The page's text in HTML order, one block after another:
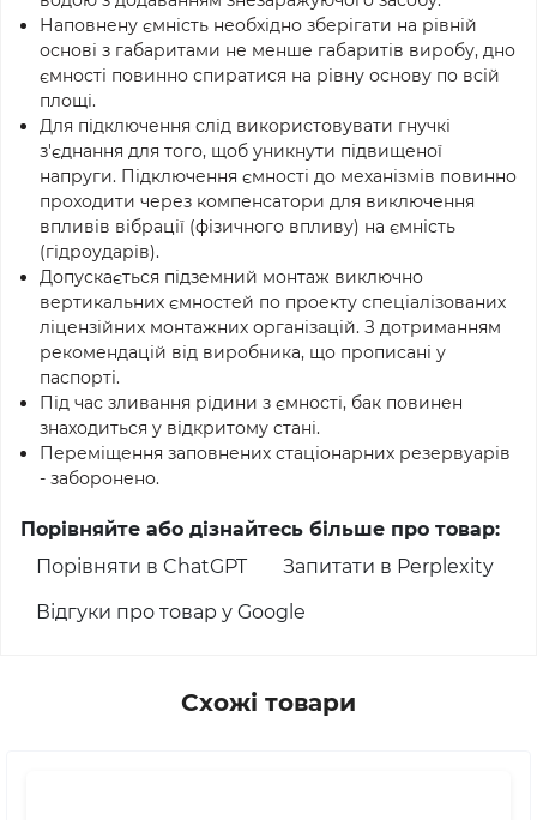
Наповнену ємність необхідно зберігати на рівній
основі з габаритами не менше габаритів виробу, дно
ємності повинно спиратися на рівну основу по всій
площі.
Для підключення слід використовувати гнучкі
з'єднання для того, щоб уникнути підвищеної
напруги. Підключення ємності до механізмів повинно
проходити через компенсатори для виключення
впливів вібрації (фізичного впливу) на ємність
(гідроударів).
Допускається підземний монтаж виключно
вертикальних ємностей по проекту спеціалізованих
ліцензійних монтажних організацій. З дотриманням
рекомендацій від виробника, що прописані у
паспорті.
Під час зливання рідини з ємності, бак повинен
знаходиться у відкритому стані.
Переміщення заповнених стаціонарних резервуарів
- заборонено.
Порівняйте або дізнайтесь більше про товар:
Порівняти в ChatGPT
Запитати в Perplexity
Відгуки про товар у Google
Схожі товари